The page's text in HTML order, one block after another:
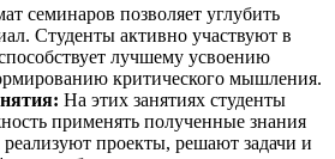
семинаров позволяет углубить
Студенты активно участвуют в
лучшему усвоению
критического мышления.
На этих занятиях студенты
применять полученные знания
проекты, решают задачи и